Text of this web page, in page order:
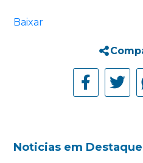
Baixar
Noticias em Destaque